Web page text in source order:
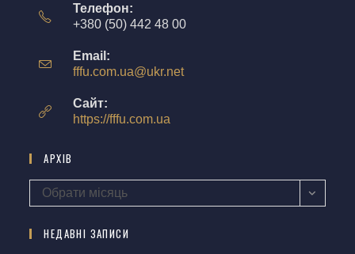
Телефон:
+380 (50) 442 48 00
Email:
fffu.com.ua@ukr.net
Сайт:
https://fffu.com.ua
АРХІВ
Обрати місяць
НЕДАВНІ ЗАПИСИ